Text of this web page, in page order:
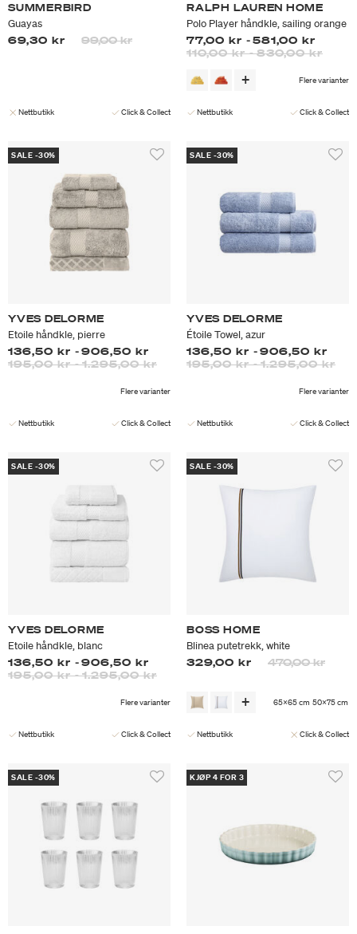
SUMMERBIRD
Guayas
69,30 kr
Prisen er nedsatt fra
99,00 krtil
Nettbutikk Click & Collect
RALPH LAUREN HOME
Polo Player håndkle, sailing orange
77,00 kr -581,00 kr
110,00 kr-830,00 kr
Flere varianter
Nettbutikk Click & Collect
SALE -30%
YVES DELORME
Etoile håndkle, pierre
136,50 kr -906,50 kr
195,00 kr-1.295,00 kr
Flere varianter
Nettbutikk Click & Collect
SALE -30%
YVES DELORME
Étoile Towel, azur
136,50 kr -906,50 kr
195,00 kr-1.295,00 kr
Flere varianter
Nettbutikk Click & Collect
SALE -30%
YVES DELORME
Etoile håndkle, blanc
136,50 kr -906,50 kr
195,00 kr-1.295,00 kr
Flere varianter
Nettbutikk Click & Collect
SALE -30%
BOSS HOME
Blinea putetrekk, white
329,00 kr
Prisen er
470,00 krtil
65x65 cm 50x75 cm
Nettbutikk Click & Collect
SALE -30% KJØP 4 FOR 3